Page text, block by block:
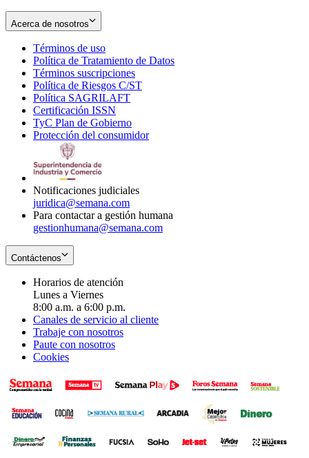
Acerca de nosotros
Términos de uso
in
new
window
Política de Tratamiento de Datos
Términos suscripciones
in
Política de Riesgos C/ST
Política SAGRILAFT
new
window
Certificación ISSN
in
new
TyC Plan de Gobierno
in
Protección del consumidorOpens
Notificaciones judiciales
juridica@semana.com
Para contactar a gestión humana
gestionhumana@semana.com
Contáctenos
Horarios de atención
Lunes a Viernes
8:00 a.m. a 6:00 p.m.
Canales de servicio al cliente
Trabaje con nosotros
Paute con nosotros
Cookies